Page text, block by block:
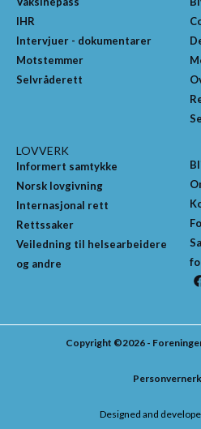
IHR
Intervjuer - dokumentarer
Motstemmer
Selvråderett
LOVVERK
Informert samtykke
Norsk lovgivning
Internasjonal rett
Rettssaker
Veiledning til helsearbeidere
og andre
Copyright ©2026 -
Designed and